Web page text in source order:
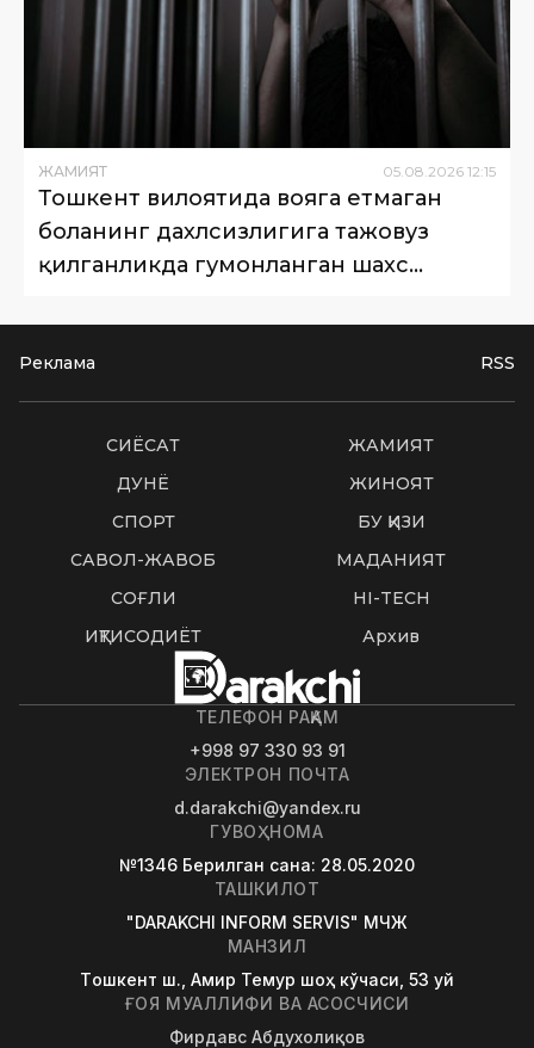
ЖАМИЯТ 05.08.2026 12:15
Тошкент вилоятида вояга етмаган
боланинг дахлсизлигига тажовуз
қилганликда гумонланган шахс
Реклама RSS
СИËСАТ
ЖАМИЯТ
ДУНË
ЖИНОЯТ
СПОРТ
БУ ҚИЗИҚ
САВОЛ-ЖАВОБ
МАДАНИЯТ
СОҒЛИҚ
HI-TECH
ИҚТИСОДИЁТ
Архив
ТЕЛЕФОН РАҚАМ
+998 97 330 93 91
ЭЛЕКТРОН ПОЧТА
d.darakchi@yandex.ru
ГУВОҲНОМА
№1346 Берилган сана: 28.05.2020
ТАШКИЛОТ
"DARAKCHI INFORM SERVIS" МЧЖ
МАНЗИЛ
Tошкент ш., Амир Темур шоҳ кўчаси, 53 уй
ҒОЯ МУАЛЛИФИ ВА АСОСЧИСИ
Фирдавс Абдухолиқов